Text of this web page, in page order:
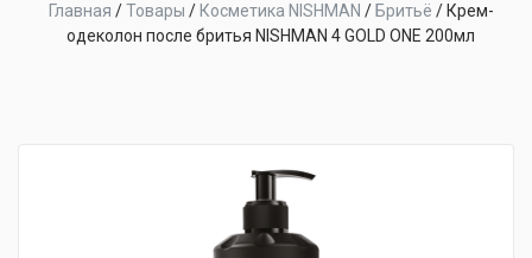
Главная /Товары / Косметика NISHMAN / Бритьё / Крем-
одеколон после бритья NISHMAN 4 GOLD ONE 200мл